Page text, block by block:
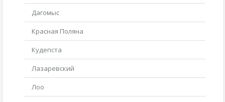
Дагомыс
Красная Поляна
Кудепста
Лазаревский
Лоо